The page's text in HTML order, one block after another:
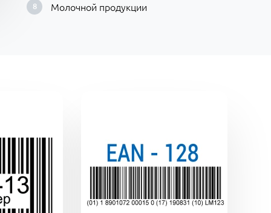
Молочной продукции